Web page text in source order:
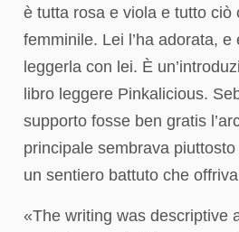
è tutta rosa e viola e tutto ciò
femminile. Lei l’ha adorata,
leggerla con lei. È
libro leggere Pinkalicious.
supporto fosse ben gratis
principale sembrava
un sentiero battuto che
«The writing was descriptive